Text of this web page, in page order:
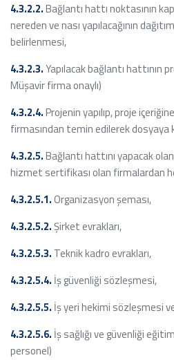
4.3.2.2.Bağlantı hattı noktasının
nereden ve nası yapılacağının
belirlenmesi,
4.3.2.3.Yapılacak bağlantı hattının
Müşavir firma onaylı)
4.3.2.4.Projenin yapılıp, proje
firmasından temin edilerek dosyaya
4.3.2.5.Bağlantı hattını yapacak
hizmet sertifikası olan firmalardan
4.3.2.5.1.Organizasyon şeması,
4.3.2.5.2.Şirket evrakları,
4.3.2.5.3. Teknik kadro evrakları,
4.3.2.5.4. İş güvenliği sözleşmesi,
4.3.2.5.5. İş yeri hekimi sözleşmesi
4.3.2.5.6. İş sağlığı ve güvenliği
personel)